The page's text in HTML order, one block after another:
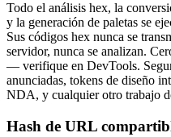
Todo el análisis hex, la
y la generación de paletas se
Sus códigos hex nunca se
servidor, nunca se analizan.
— verifique en DevTools.
anunciadas, tokens de diseño
NDA, y cualquier otro trabajo
Hash de URL